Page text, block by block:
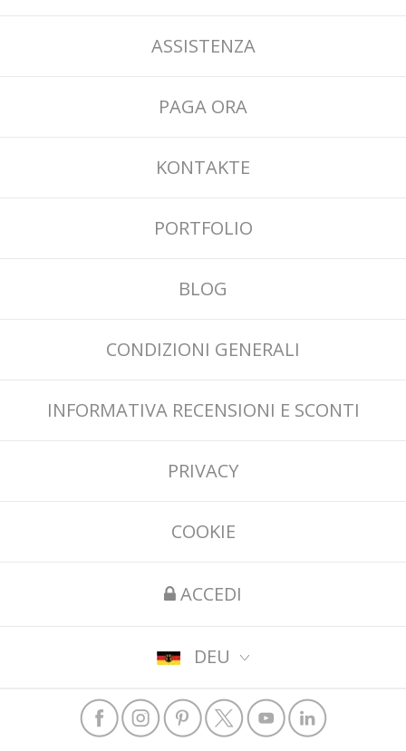
ASSISTENZA
PAGA ORA
KONTAKTE
PORTFOLIO
BLOG
CONDIZIONI GENERALI
INFORMATIVA RECENSIONI E SCONTI
PRIVACY
COOKIE
ACCEDI
DEU